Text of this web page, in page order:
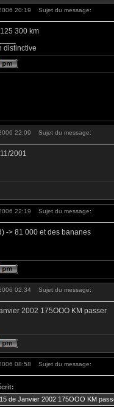
20:19 Sujet du message:
300 km
distinctive
22:09 Sujet du message:
2001
22:19 Sujet du message:
-> 81 000 et des bananes
02:34 Sujet du message:
2002 175OOO KM passer
08:58 Sujet du message:
de Janvier 2002 175OOO KM